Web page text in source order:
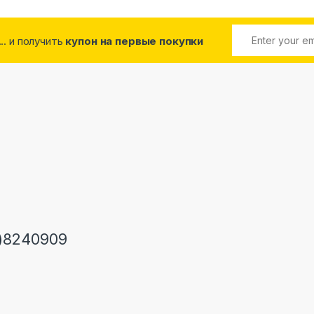
... и получить купон на первые покупки